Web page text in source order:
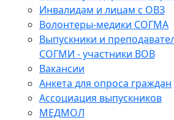
Инвалидам и лицам с ОВЗ
Волонтеры-медики СОГМА
Выпускники и
СОГМИ - участники ВОВ
Вакансии
Анкета для опроса граждан
Ассоциация выпускников
МЕДМОЛ